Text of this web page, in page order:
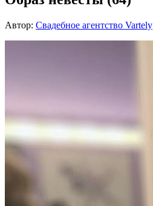
Автор: Свадебное агентство Vartely